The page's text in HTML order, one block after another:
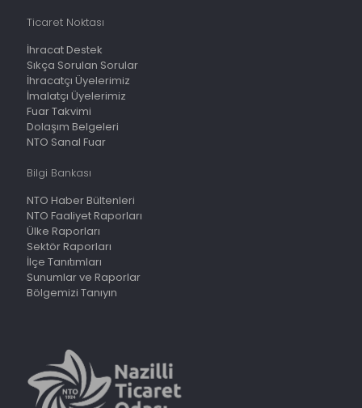
Ticaret Noktası
İhracat Destek
Sıkça Sorulan Sorular
İhracatçı Üyelerimiz
İmalatçı Üyelerimiz
Fuar Takvimi
Dolaşım Belgeleri
NTO Sanal Fuar
Bilgi Bankası
NTO Haber Bültenleri
NTO Faaliyet Raporları
Ülke Raporları
Sektör Raporları
İlçe Tanıtımları
Sunumlar ve Raporlar
Bölgemizi Tanıyın